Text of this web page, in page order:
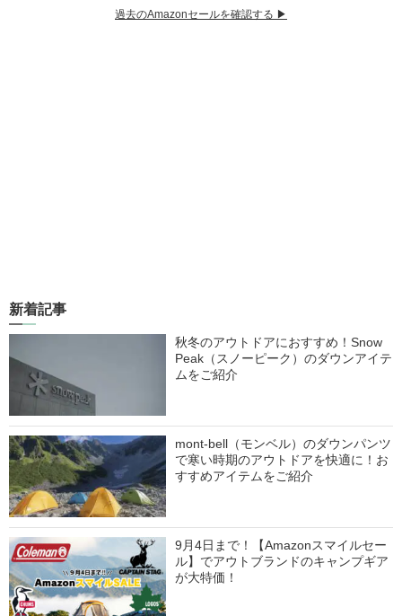
過去のAmazonセールを確認する ▶︎
新着記事
秋冬のアウトドアにおすすめ！Snow
Peak（スノーピーク）のダウンアイテ
ムをご紹介
mont-bell（モンベル）のダウンパンツ
で寒い時期のアウトドアを快適に！お
すすめアイテムをご紹介
9月4日まで！【Amazonスマイルセー
ル】でアウトブランドのキャンプギア
が大特価！